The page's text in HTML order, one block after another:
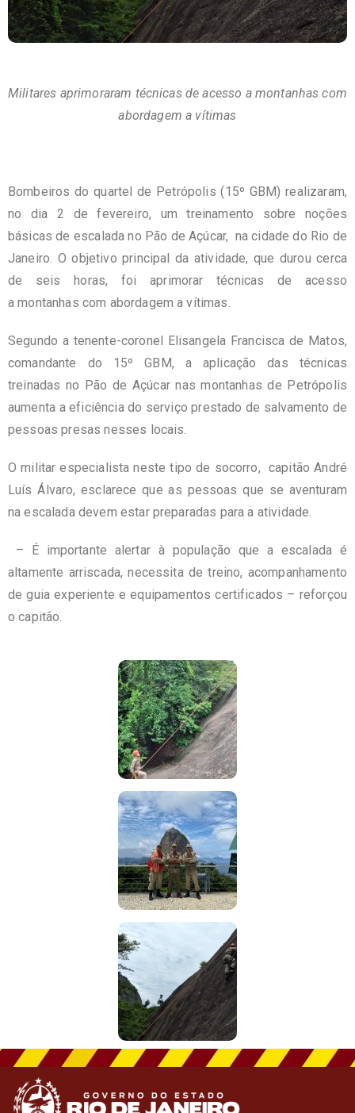
Militares aprimoraram técnicas de acesso a montanhas com
abordagem a vítimas
Bombeiros do quartel de Petrópolis (15º GBM) realizaram,
no dia 2 de fevereiro, um treinamento sobre noções
básicas de escalada no Pão de Açúcar, na cidade do Rio de
Janeiro. O objetivo principal da atividade, que durou cerca
de seis horas, foi aprimorar técnicas de acesso
a montanhas com abordagem a vítimas.
Segundo a tenente-coronel Elisangela Francisca de Matos,
comandante do 15º GBM, a aplicação das técnicas
treinadas no Pão de Açúcar nas montanhas de Petrópolis
aumenta a eficiência do serviço prestado de salvamento de
pessoas presas nesses locais.
O militar especialista neste tipo de socorro, capitão André
Luís Álvaro, esclarece que as pessoas que se aventuram
na escalada devem estar preparadas para a atividade.
– É importante alertar à população que a escalada é
altamente arriscada, necessita de treino, acompanhamento
de guia experiente e equipamentos certificados – reforçou
o capitão.